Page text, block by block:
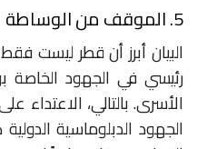
5. الموقف من الوساطة
البيان أبرز أن قطر ليست
رئيسي في الجهود
الأسرى. بالتالي،
الجهود الدبلوماسية